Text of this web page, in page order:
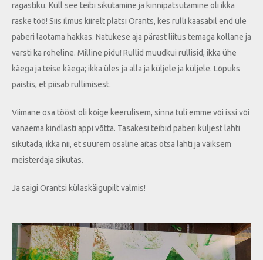
rägastiku. Küll see teibi sikutamine ja kinnipatsutamine oli ikka
raske töö! Siis ilmus kiirelt platsi Orants, kes rulli kaasabil end üle
paberi laotama hakkas. Natukese aja pärast liitus temaga kollane ja
varsti ka roheline. Milline pidu! Rullid muudkui rullisid, ikka ühe
käega ja teise käega; ikka üles ja alla ja küljele ja küljele. Lõpuks
paistis, et piisab rullimisest.
Viimane osa tööst oli kõige keerulisem, sinna tuli emme või issi või
vanaema kindlasti appi võtta. Tasakesi teibid paberi küljest lahti
sikutada, ikka nii, et suurem osaline aitas otsa lahti ja väiksem
meisterdaja sikutas.
Ja saigi Orantsi külaskäigupilt valmis!